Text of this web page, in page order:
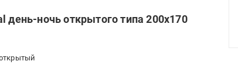
день-ночь открытого типа 200х170